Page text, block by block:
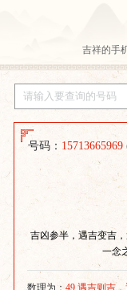
吉祥的手
号码： 15713665969
吉凶参半，遇吉变吉
一念
数理为：49,遇吉则吉